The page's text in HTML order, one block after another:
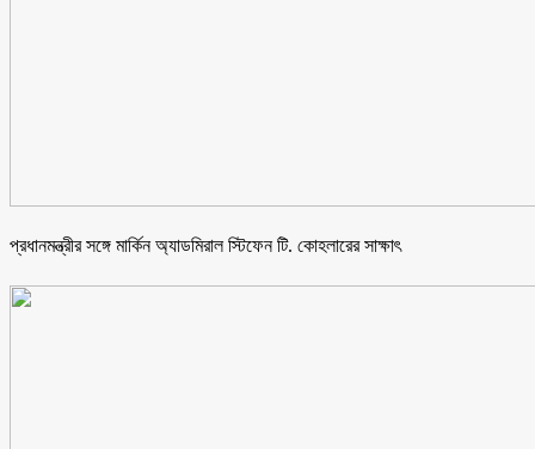
প্রধানমন্ত্রীর সঙ্গে মার্কিন অ্যাডমিরাল স্টিফেন টি. কোহলারের সাক্ষাৎ